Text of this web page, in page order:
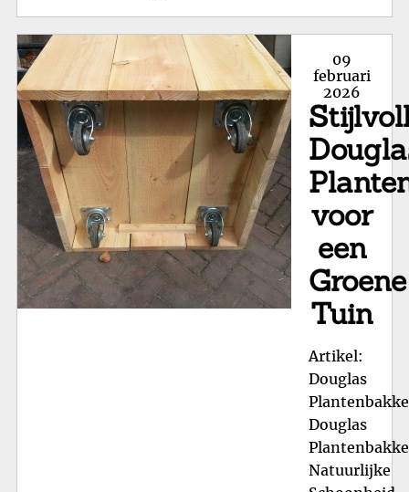
Posted
on
09
februari
2026
voor
een
Groene
Tuin
Artikel:
Douglas
Douglas
Natuurlijke